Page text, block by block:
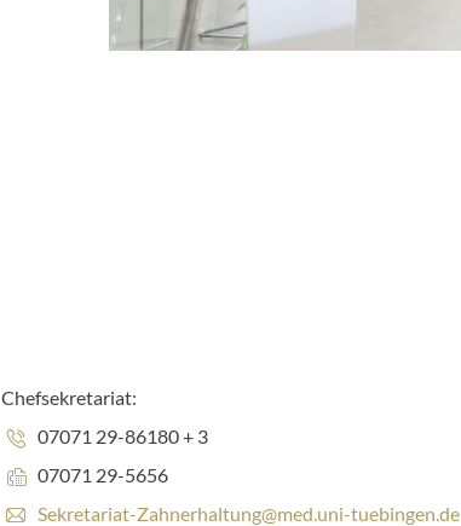
Chefsekretariat:
Telefonnummer:
07071 29-86180 + 3
Faxnummer:
07071 29-5656
E
Sekretariat-Zahnerhaltung@med.uni-tuebingen.de